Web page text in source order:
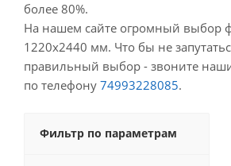
более 80%.
На нашем сайте огромный выбор
1220х2440 мм. Что бы не
правильный выбор - звоните
по телефону 74993228085.
Фильтр по параметрам